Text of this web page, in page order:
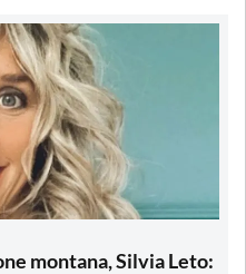
montana, Silvia Leto: